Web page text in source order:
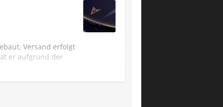
Versand erfolgt
er aufgrund der